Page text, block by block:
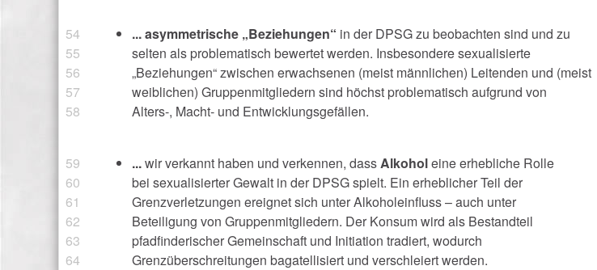
... asymmetrische „Beziehungen“ in der DPSG zu beobachten sind und zu
selten als problematisch bewertet werden. Insbesondere sexualisierte
„Beziehungen“ zwischen erwachsenen (meist männlichen) Leitenden und (meist
weiblichen) Gruppenmitgliedern sind höchst problematisch aufgrund von
Alters-, Macht‑ und Entwicklungsgefällen.
...wir verkannt haben und verkennen, dassAlkoholeine erhebliche Rolle
bei sexualisierter Gewalt in der DPSG spielt. Ein erheblicher Teil der
Grenzverletzungen ereignet sich unter Alkoholeinfluss – auch unter
Beteiligung von Gruppenmitgliedern. Der Konsum wird als Bestandteil
pfadfinderischer Gemeinschaft und Initiation tradiert, wodurch
Grenzüberschreitungen bagatellisiert und verschleiert werden.